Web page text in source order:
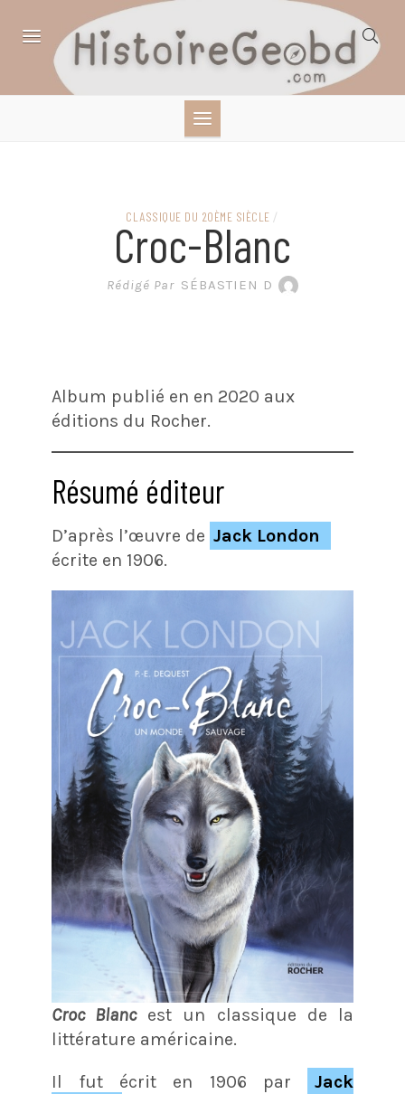
SCIENCES,
LITTÉRATURE EN
BANDE DESSINÉE
CLASSIQUE DU 20ÈME SIÈCLE /
Croc-Blanc
Rédigé Par SÉBASTIEN D
Album publié en en 2020 aux
éditions du Rocher.
Résumé éditeur
D’après l’œuvre de Jack London
écrite en 1906.
Croc Blancest un classique de la
littérature américaine.
Il fut écrit en 1906 par
Jack